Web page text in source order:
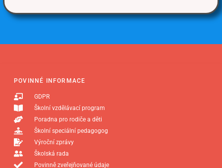
POVINNÉ INFORMACE
GDPR
Školní vzdělávací program
Poradna pro rodiče a děti
Školní speciální pedagogog
Výroční zprávy
Školská rada
Povinně zveřejňované údaje